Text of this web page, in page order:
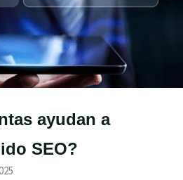
ayudan a
SEO?